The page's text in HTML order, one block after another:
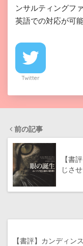
ンサルティングフ
英語での対応が可能
Twitter
前の記事
【書
じさ
【書評】カンディン